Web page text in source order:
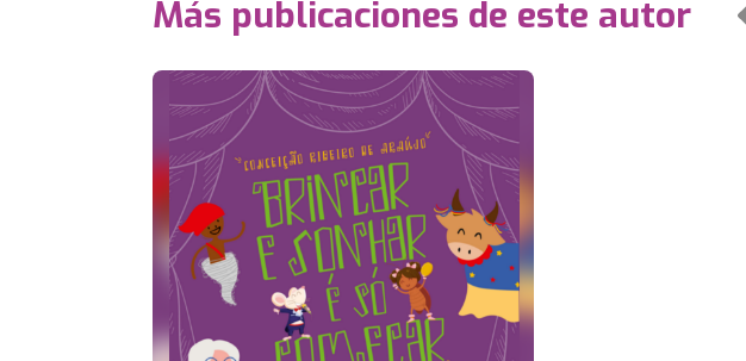
Más publicaciones de este autor